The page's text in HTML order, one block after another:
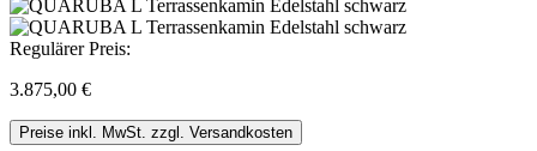
Regulärer Preis:
3.875,00 €
Preise inkl. MwSt. zzgl. Versandkosten